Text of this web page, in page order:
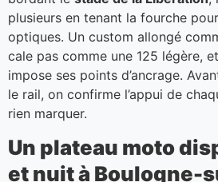
plusieurs en tenant la fourche
optiques. Un custom allongé
cale pas comme une 125 légère,
impose ses points d’ancrage.
le rail, on confirme l’appui de
rien marquer.
Un plateau moto
et nuit à Boulogne-